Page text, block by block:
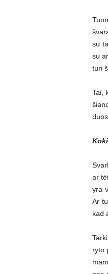
su
su
turi
Tai,
ar
yra
Ar
kad
ryto